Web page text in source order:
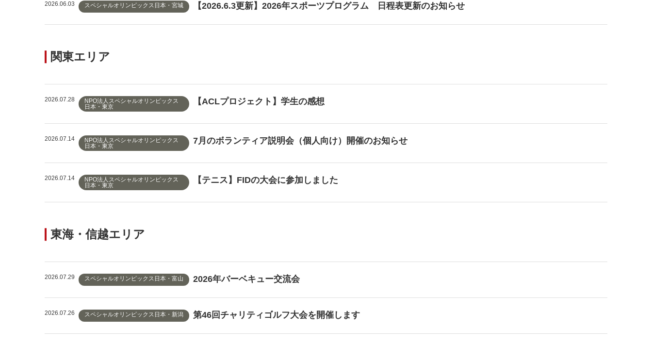
2026.06.03 スペシャルオリンピックス日本・宮城 【2026.6.3更新】2026年スポーツプログラム 日程表更新のお知らせ
関東エリア
2026.07.28
NPO法人スペシャルオリンピックス
日本・東京
【ACLプロジェクト】学生の感想
2026.07.14
NPO法人スペシャルオリンピックス
日本・東京
7月のボランティア説明会（個人向け）開催のお知らせ
2026.07.14
NPO法人スペシャルオリンピックス
日本・東京
【テニス】FIDの大会に参加しました
東海・信越エリア
2026.07.29 スペシャルオリンピックス日本・富山 2026年バーベキュー交流会
2026.07.26 スペシャルオリンピックス日本・新潟 第46回チャリティゴルフ大会を開催します